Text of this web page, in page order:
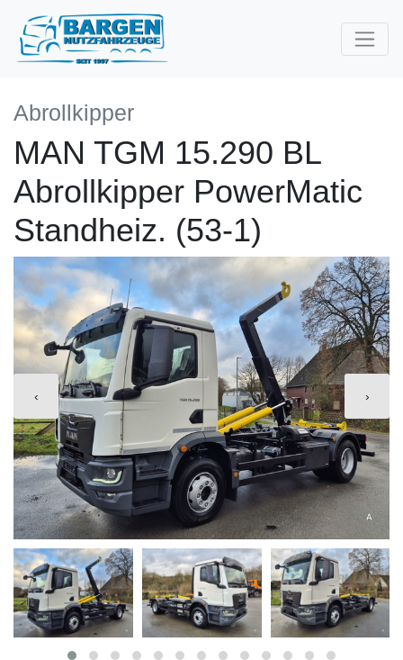
Abrollkipper
MAN TGM 15.290 BL
Abrollkipper PowerMatic
Standheiz. (53-1)
‹ ›